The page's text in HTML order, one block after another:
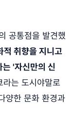
공통점을 발견했
적 취향을 지니고
'자신만의 신
라는 도시야말로
양한 문화 환경과